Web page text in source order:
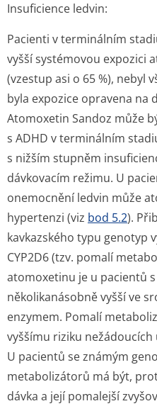
Insuficience ledvin:
Pacienti v terminálním
vyšší systémovou expozici
(vzestup asi o 65 %), nebyl
byla expozice opravena na
Atomoxetin Sandoz může
s ADHD v terminálním
s nižším stupněm
dávkovacím režimu. U
onemocnění ledvin může
hypertenzi (viz bod 5.2).
kavkazského typu genotyp
CYP2D6 (tzv. pomalí
atomoxetinu je u pacientů
několikanásobně vyšší ve
enzymem. Pomalí
vyššímu riziku nežádoucích
U pacientů se známým
metabolizátorů má být,
dávka a její pomalejší